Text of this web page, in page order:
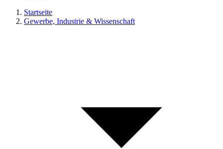
Startseite
Gewerbe, Industrie & Wissenschaft